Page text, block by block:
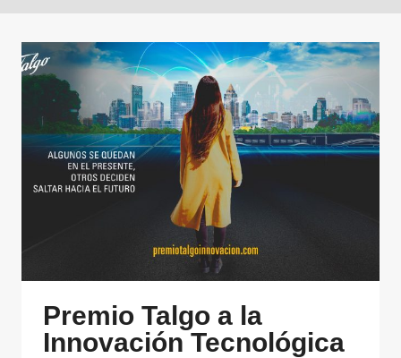
Premio Talgo a la
Innovación Tecnológica